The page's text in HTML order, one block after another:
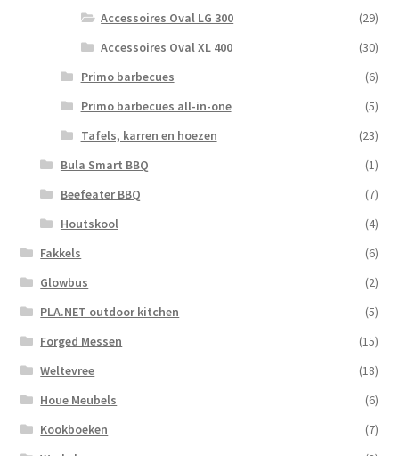
Accessoires Oval LG 300
(29)
Accessoires Oval XL 400
(30)
Primo barbecues
(6)
Primo barbecues all-in-one
(5)
Tafels, karren en hoezen
(23)
Bula Smart BBQ
(1)
Beefeater BBQ
(7)
Houtskool
(4)
Fakkels
(6)
Glowbus
(2)
PLA.NET outdoor kitchen
(5)
Forged Messen
(15)
Weltevree
(18)
Houe Meubels
(6)
Kookboeken
(7)